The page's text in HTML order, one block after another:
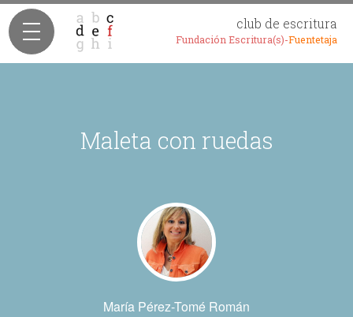
club de escritura
Fundación Escritura(s)-Fuentetaja
Maleta con ruedas
María Pérez-Tomé Román